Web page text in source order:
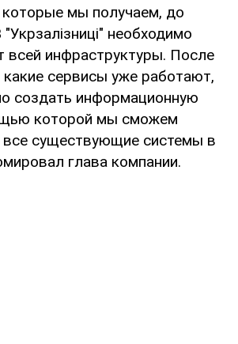
которые мы получаем, до
необходимо
всей инфраструктуры. После
какие сервисы уже работают,
создать информационную
которой мы сможем
все существующие системы в
глава компании.